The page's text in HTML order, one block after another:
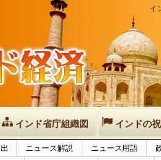
イ
インド省庁組織図 インドの
ニュース解説 ニュース用語